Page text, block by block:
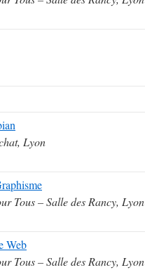
Lyon
Tous – Salle des Rancy, Lyon
Web
Tous – Salle des Rancy, Lyon